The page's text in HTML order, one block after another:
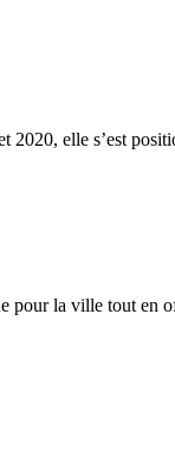
elle s’est
pour la ville tout en